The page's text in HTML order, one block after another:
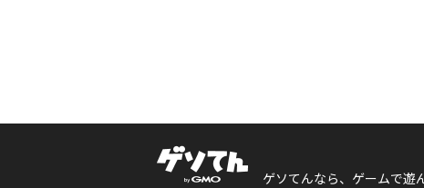
ゲソてんなら、ゲームで遊